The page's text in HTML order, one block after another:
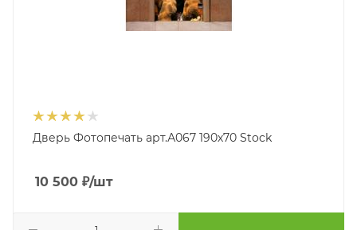
Дверь Фотопечать арт.А067 190х70 Stock
10 500 ₽/шт